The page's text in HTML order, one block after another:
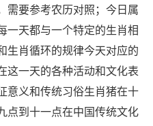
需要参考农历对照；今日属
一天都与一个特定的生肖相
生肖循环的规律今天对应的
这一天的各种活动和文化表
意义和传统习俗生肖猪在十
点到十一点在中国传统文化